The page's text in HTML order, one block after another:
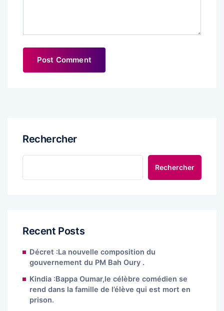
Rechercher
Rechercher
Recent Posts
Décret :La nouvelle composition du
gouvernement du PM Bah Oury .
Kindia :Bappa Oumar,le célèbre comédien se
rend dans la famille de l’élève qui est mort en
prison.